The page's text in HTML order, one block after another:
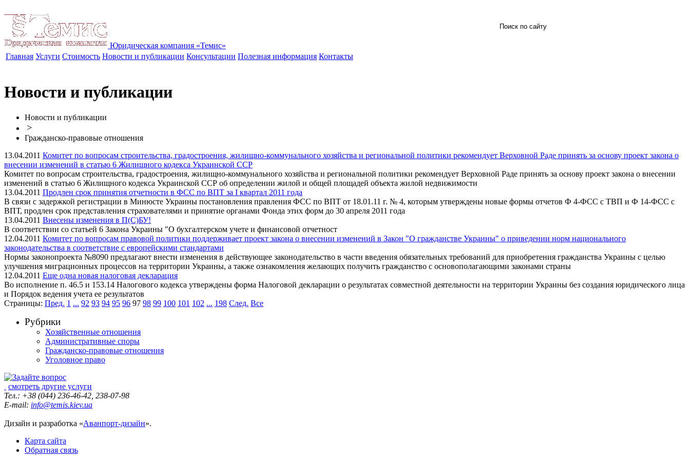
Юридическая компания «Темис»
Главная Услуги Стоимость Новости и публикации Консультации Полезная информация Контакты
Новости и публикации
Новости и публикации
>
Гражданско-правовые отношения
13.04.2011 Комитет по вопросам строительства, градостроения, жилищно-коммунального хозяйства и региональной политики рекомендует Верховной Раде принять за основу проект закона о
внесении изменений в статью 6 Жилищного кодекса Украинской ССР
Комитет по вопросам строительства, градостроения, жилищно-коммунального хозяйства и региональной политики рекомендует Верховной Раде принять за основу проект закона о внесении
изменений в статью 6 Жилищного кодекса Украинской ССР об определении жилой и общей площадей объекта жилой недвижимости
13.04.2011 Продлен срок принятия отчетности в ФСС по ВПТ за I квартал 2011 года
В связи с задержкой регистрации в Минюсте Украины постановления правления ФСС по ВПТ от 18.01.11 г. № 4, которым утверждены новые формы отчетов Ф 4-ФСС с ТВП и Ф 14-ФСС с
ВПТ, продлен срок представления страхователями и принятие органами Фонда этих форм до 30 апреля 2011 года
13.04.2011 Внесены изменения в П(С)БУ!
В соответствии со статьей 6 Закона Украины "О бухгалтерском учете и финансовой отчетност
12.04.2011 Комитет по вопросам правовой политики поддерживает проект закона о внесении изменений в Закон "О гражданстве Украины" о приведении норм национального
законодательства в соответствие с европейскими стандартами
Нормы законопроекта №8090 предлагают внести изменения в действующее законодательство в части введения обязательных требований для приобретения гражданства Украины с целью
улучшения миграционных процессов на территории Украины, а также ознакомления желающих получить гражданство с основополагающими законами страны
12.04.2011 Еще одна новая налоговая декларация
Во исполнение п. 46.5 и 153.14 Налогового кодекса утверждены форма Налоговой декларации о результатах совместной деятельности на территории Украины без создания юридического лица
и Порядок ведения учета ее результатов
Страницы: Пред. 1 ... 92 93 94 95 96 97 98 99 100 101 102 ... 198 След. Все
Рубрики
Хозяйственные отношения
Административные споры
Гражданско-правовые отношения
Уголовное право
смотреть другие услуги
Тел.: +38 (044) 236-46-42, 238-07-98
E-mail: info@temis.kiev.ua
Дизайн и разработка «Аванпорт-дизайн».
Карта сайта
Обратная связь